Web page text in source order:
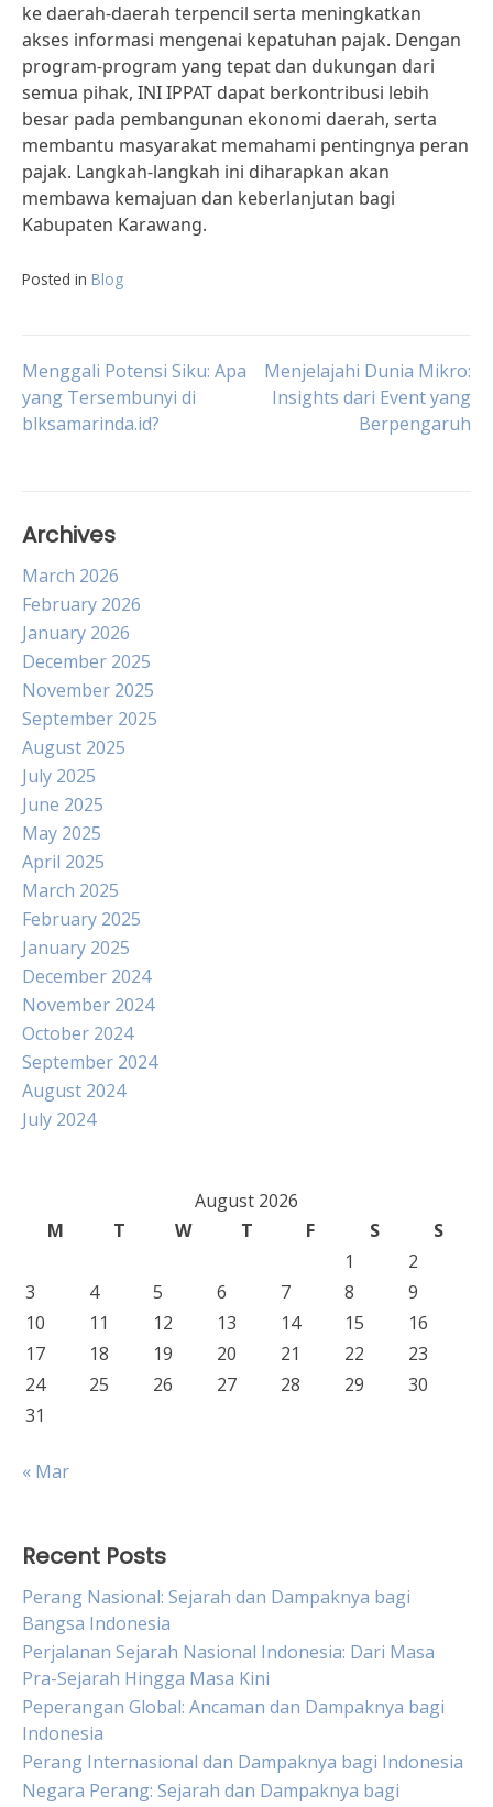
ke daerah-daerah terpencil serta meningkatkan
akses informasi mengenai kepatuhan pajak. Dengan
program-program yang tepat dan dukungan dari
semua pihak, INI IPPAT dapat berkontribusi lebih
besar pada pembangunan ekonomi daerah, serta
membantu masyarakat memahami pentingnya peran
pajak. Langkah-langkah ini diharapkan akan
membawa kemajuan dan keberlanjutan bagi
Kabupaten Karawang.
Posted in Blog
Post
navigation
Menggali Potensi Siku: Apa
yang Tersembunyi di
blksamarinda.id?
Menjelajahi Dunia Mikro:
Insights dari Event yang
Berpengaruh
Archives
March 2026
February 2026
January 2026
December 2025
November 2025
September 2025
August 2025
July 2025
June 2025
May 2025
April 2025
March 2025
February 2025
January 2025
December 2024
November 2024
October 2024
September 2024
August 2024
July 2024
August 2026
M
T W T F S
S
1
2
3
4 5 6 7 8
9
10
11 12 13 14 15
16
17
18 19 20 21 22
23
24
25 26 27 28 29
30
31
« Mar
Recent Posts
Perang Nasional: Sejarah dan Dampaknya bagi
Bangsa Indonesia
Perjalanan Sejarah Nasional Indonesia: Dari Masa
Pra-Sejarah Hingga Masa Kini
Peperangan Global: Ancaman dan Dampaknya bagi
Indonesia
Perang Internasional dan Dampaknya bagi Indonesia
Negara Perang: Sejarah dan Dampaknya bagi